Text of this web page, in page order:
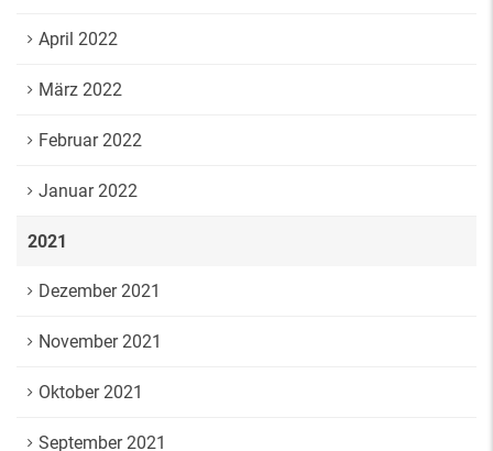
April 2022
März 2022
Februar 2022
Januar 2022
2021
Dezember 2021
November 2021
Oktober 2021
September 2021